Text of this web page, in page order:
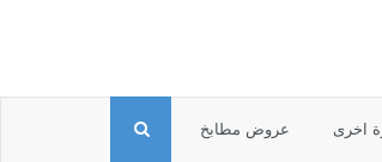
اخرى عروض مطابخ ا